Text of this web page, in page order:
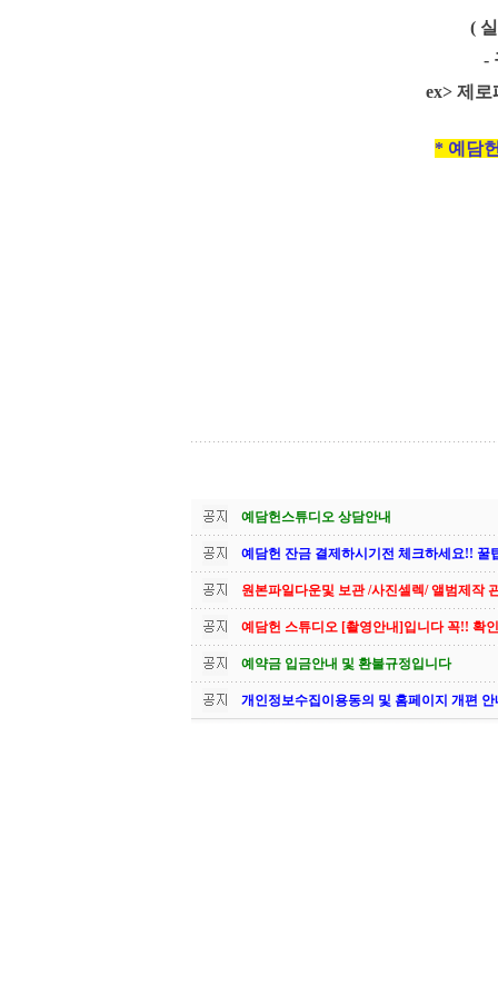
(
-
ex> 제
* 예담
예담헌스튜디오 상담안내
예담헌 잔금 결제하시기전 체크하세요!! 꿀
원본파일다운및 보관 /사진셀렉/ 앨범제작
예담헌 스튜디오 [촬영안내]입니다 꼭!! 확
예약금 입금안내 및 환불규정입니다
개인정보수집이용동의 및 홈페이지 개편 안